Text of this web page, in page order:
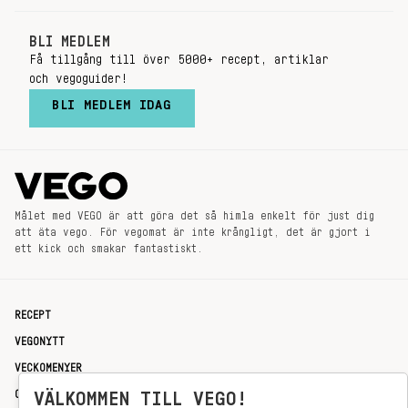
BLI MEDLEM
Få tillgång till över 5000+ recept, artiklar
och vegoguider!
BLI MEDLEM IDAG
Målet med VEGO är att göra det så himla enkelt för just dig
att äta vego. För vegomat är inte krångligt, det är gjort i
ett kick och smakar fantastiskt.
RECEPT
VEGONYTT
VECKOMENYER
OM OSSVÄLKOMMEN TILL VEGO!